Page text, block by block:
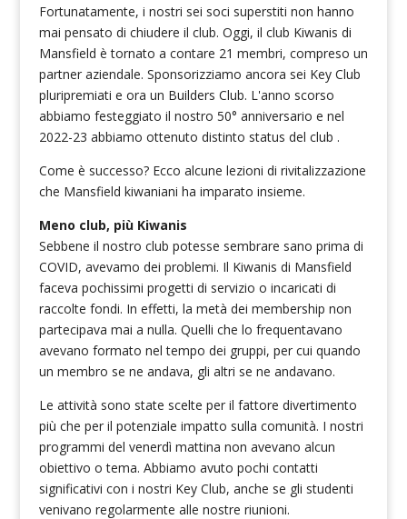
Fortunatamente, i nostri sei soci superstiti non hanno
mai pensato di chiudere il club. Oggi, il club Kiwanis di
Mansfield è tornato a contare 21 membri, compreso un
partner aziendale. Sponsorizziamo ancora sei Key Club
pluripremiati e ora un Builders Club. L'anno scorso
abbiamo festeggiato il nostro 50° anniversario e nel
2022-23 abbiamo ottenuto distinto status del club .
Come è successo? Ecco alcune lezioni di rivitalizzazione
che Mansfield kiwaniani ha imparato insieme.
Meno club, più Kiwanis
Sebbene il nostro club potesse sembrare sano prima di
COVID, avevamo dei problemi. Il Kiwanis di Mansfield
faceva pochissimi progetti di servizio o incaricati di
raccolte fondi. In effetti, la metà dei membership non
partecipava mai a nulla. Quelli che lo frequentavano
avevano formato nel tempo dei gruppi, per cui quando
un membro se ne andava, gli altri se ne andavano.
Le attività sono state scelte per il fattore divertimento
più che per il potenziale impatto sulla comunità. I nostri
programmi del venerdì mattina non avevano alcun
obiettivo o tema. Abbiamo avuto pochi contatti
significativi con i nostri Key Club, anche se gli studenti
venivano regolarmente alle nostre riunioni.